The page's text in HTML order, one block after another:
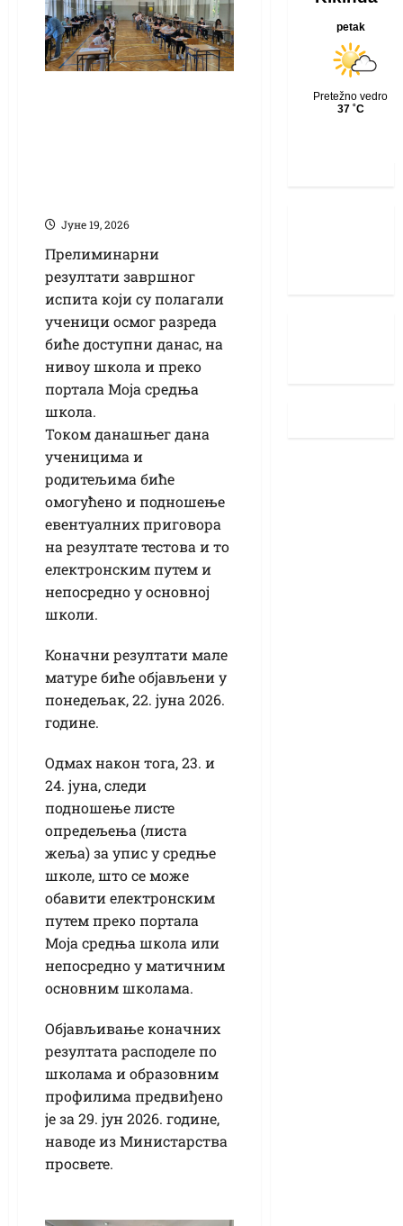
Јуне 19, 2026
Прелиминарни
резултати завршног
испита који су полагали
ученици осмог разреда
биће доступни данас, на
нивоу школа и преко
портала Моја средња
школа.
Током данашњег дана
ученицима и
родитељима биће
омогућено и подношење
евентуалних приговора
на резултате тестова и то
електронским путем и
непосредно у основној
школи.
Коначни резултати мале
матуре биће објављени у
понедељак, 22. јуна 2026.
године.
Одмах након тога, 23. и
24. јуна, следи
подношење листе
опредељења (листа
жеља) за упис у средње
школе, што се може
обавити електронским
путем преко портала
Моја средња школа или
непосредно у матичним
основним школама.
Објављивање коначних
резултата расподеле по
школама и образовним
профилима предвиђено
је за 29. јун 2026. године,
наводе из Министарства
просвете.